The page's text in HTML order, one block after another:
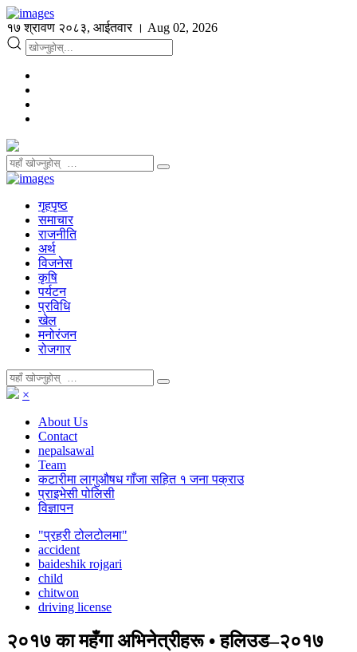
१७ श्रावण २०८३, आईतवार । Aug 02, 2026
गृहपृष्ठ
समाचार
राजनीति
अर्थ
विजनेस
कृषि
पर्यटन
प्रविधि
खेल
मनोरंजन
रोजगार
×
About Us
Contact
nepalsawal
Team
कटारीमा लागुऔषध गाँजा सहित १ जना पक्राउ
प्राइभेसी पोलिसी
विज्ञापन
"प्रहरी टोलटोलमा"
accident
baideshik rojgari
child
chitwon
driving license
२०१७ का महँगा अभिनेत्रीहरू • हलिउड–२०१७